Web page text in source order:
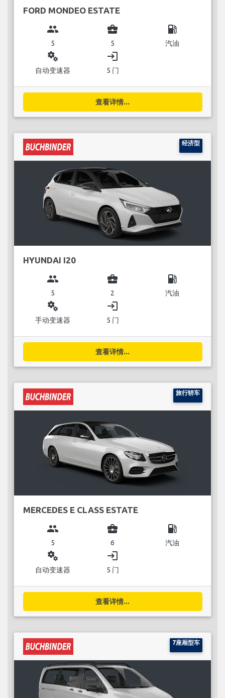
FORD MONDEO ESTATE
group
5
business_center
5
local_gas_station
汽油
miscellaneous_services
自动变速器
login
5 门
查看详情...
经济型
HYUNDAI I20
group
5
business_center
2
local_gas_station
汽油
miscellaneous_services
手动变速器
login
5 门
查看详情...
旅行轿车
MERCEDES E CLASS ESTATE
group
5
business_center
6
local_gas_station
汽油
miscellaneous_services
自动变速器
login
5 门
查看详情...
7座厢型车